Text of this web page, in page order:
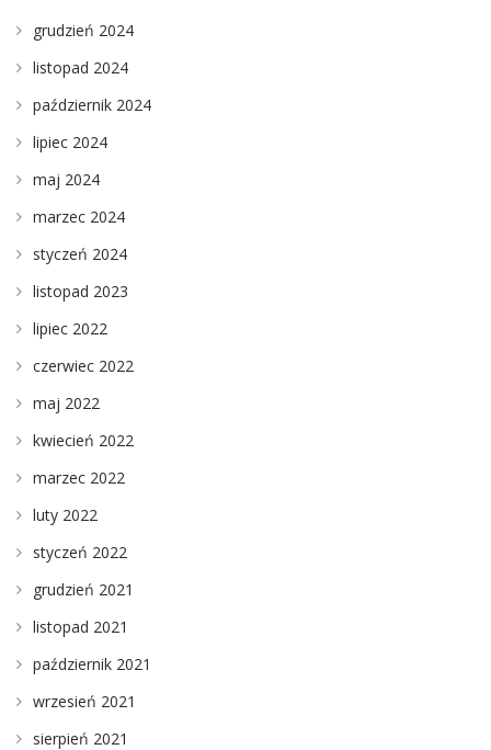
grudzień 2024
listopad 2024
październik 2024
lipiec 2024
maj 2024
marzec 2024
styczeń 2024
listopad 2023
lipiec 2022
czerwiec 2022
maj 2022
kwiecień 2022
marzec 2022
luty 2022
styczeń 2022
grudzień 2021
listopad 2021
październik 2021
wrzesień 2021
sierpień 2021